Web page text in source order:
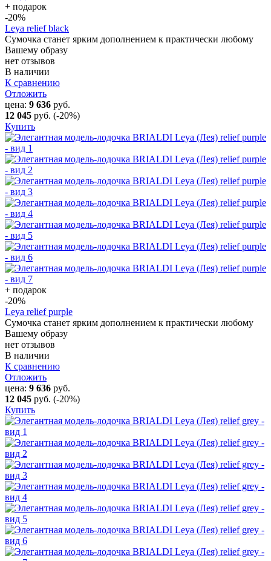
+ подарок
-20%
Leya relief black
Сумочка станет ярким дополнением к практически любому
Вашему образу
нет отзывов
В наличии
К сравнению
Отложить
цена: 9 636 руб.
12 045 руб. (-20%)
Купить
+ подарок
-20%
Leya relief purple
Сумочка станет ярким дополнением к практически любому
Вашему образу
нет отзывов
В наличии
К сравнению
Отложить
цена: 9 636 руб.
12 045 руб. (-20%)
Купить